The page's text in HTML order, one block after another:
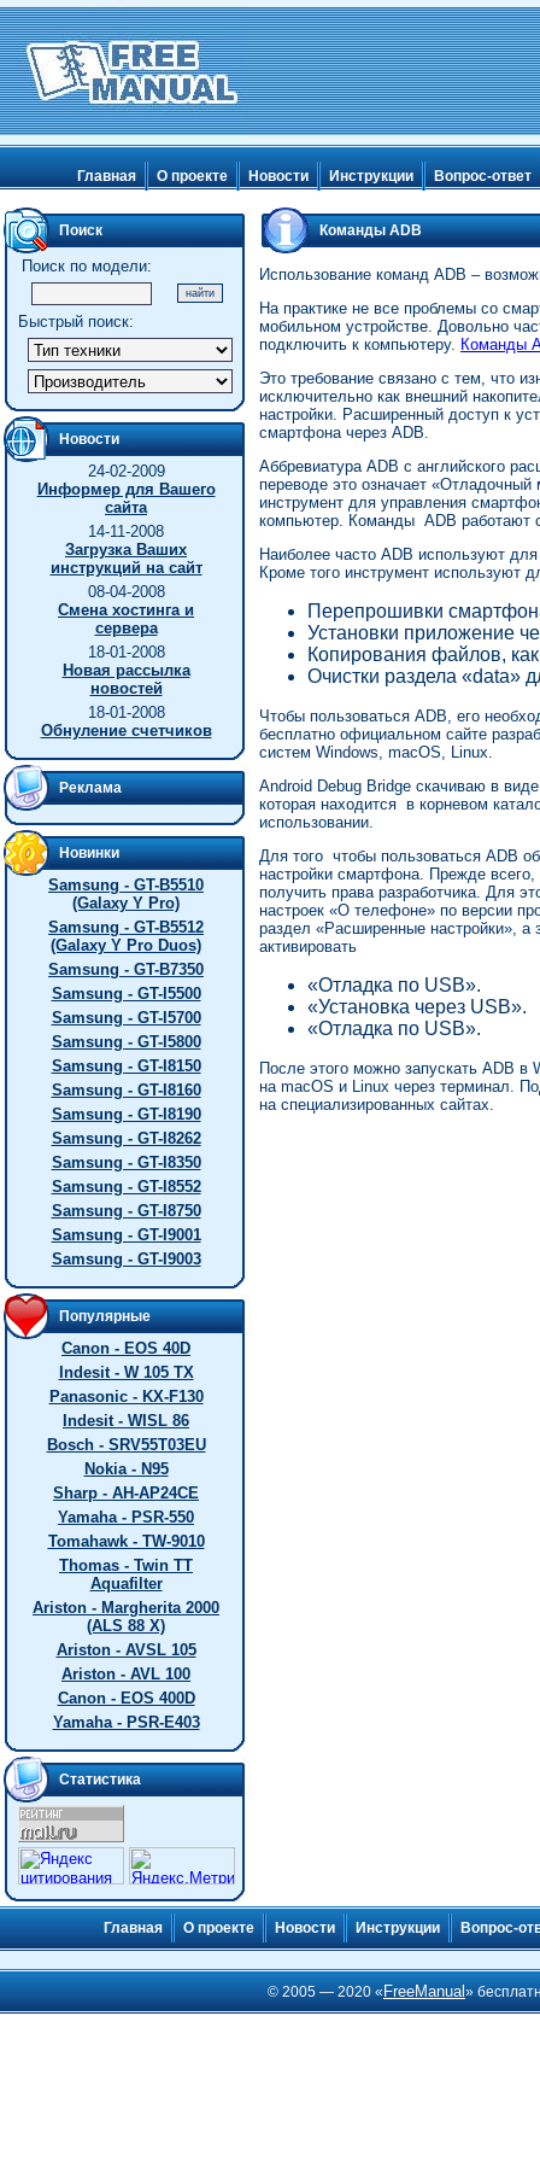
Главная О проекте Новости Инструкции Вопрос-ответ
Поиск
Поиск по модели:
Быстрый поиск:
Новости
24-02-2009
Информер для Вашего
сайта
14-11-2008
Загрузка Ваших
инструкций на сайт
08-04-2008
Смена хостинга и
сервера
18-01-2008
Новая рассылка
новостей
18-01-2008
Обнуление счетчиков
Реклама
Новинки
Samsung - GT-B5510
(Galaxy Y Pro)
Samsung - GT-B5512
(Galaxy Y Pro Duos)
Samsung - GT-B7350
Samsung - GT-I5500
Samsung - GT-I5700
Samsung - GT-I5800
Samsung - GT-I8150
Samsung - GT-I8160
Samsung - GT-I8190
Samsung - GT-I8262
Samsung - GT-I8350
Samsung - GT-I8552
Samsung - GT-I8750
Samsung - GT-I9001
Samsung - GT-I9003
Популярные
Canon - EOS 40D
Indesit - W 105 TX
Panasonic - KX-F130
Indesit - WISL 86
Bosch - SRV55T03EU
Nokia - N95
Sharp - AH-AP24CE
Yamaha - PSR-550
Tomahawk - TW-9010
Thomas - Twin TT
Aquafilter
Ariston - Margherita 2000
(ALS 88 X)
Ariston - AVSL 105
Ariston - AVL 100
Canon - EOS 400D
Yamaha - PSR-E403
Статистика
Команды ADB
Использование команд ADB –
На практике не все проблемы со
мобильном устройстве. Довольно
подключить к компьютеру. Команды
Это требование связано с тем, что
исключительно как внешний
настройки. Расширенный доступ к
смартфона через ADB.
Аббревиатура ADB с английского
переводе это означает
инструмент для управления
компьютер. Команды ADB работают
Наиболее часто ADB используют
Кроме того инструмент используют
Перепрошивки
Установки приложение
Копирования файлов,
Очистки раздела «data»
Чтобы пользоваться ADB, его
бесплатно официальном сайте
систем Windows, macOS, Linux.
Android Debug Bridge скачиваю в
которая находится в корневом
использовании.
Для того чтобы пользоваться ADB
настройки смартфона. Прежде
получить права разработчика. Для
настроек «О телефоне» по версии
раздел «Расширенные настройки», а
активировать
«Отладка по USB».
«Установка через USB».
«Отладка по USB».
После этого можно запускать ADB
на macOS и Linux через терминал.
на специализированных сайтах.
Главная О проекте Новости Инструкции Вопрос-
© 2005 — 2020 « FreeManual»